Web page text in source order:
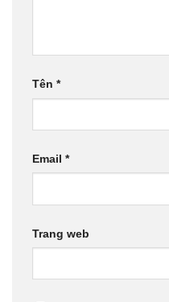
Tên *
Email *
Trang web